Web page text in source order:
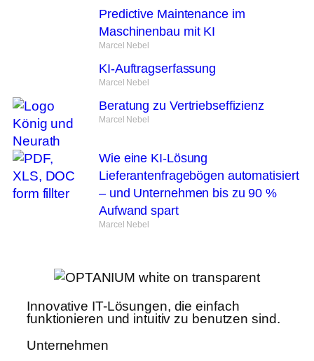
Predictive Maintenance im
Maschinenbau mit KI
Marcel Nebel
KI-Auftragserfassung
Marcel Nebel
Beratung zu Vertriebseffizienz
Marcel Nebel
Wie eine KI-Lösung
Lieferantenfragebögen automatisiert
– und Unternehmen bis zu 90 %
Aufwand spart
Marcel Nebel
Innovative IT-Lösungen, die einfach
funktionieren und intuitiv zu benutzen sind.
Unternehmen